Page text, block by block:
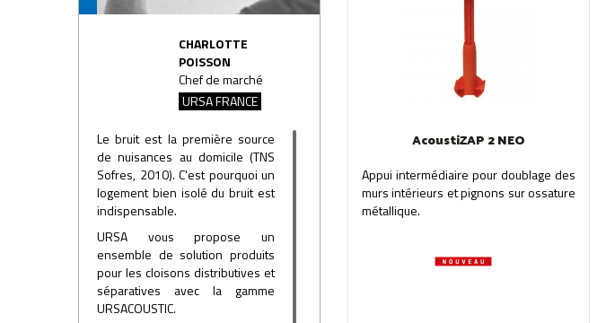
CHARLOTTE
POISSON
Chef de marché
URSA FRANCE
Le bruit est la première source
de nuisances au domicile (TNS
Sofres, 2010). C'est pourquoi un
logement bien isolé du bruit est
indispensable.
URSA vous propose un
ensemble de solution produits
pour les cloisons distributives et
séparatives avec la gamme
URSACOUSTIC.
AcoustiZAP 2 NEO
Appui intermédiaire pour doublage des
murs intérieurs et pignons sur ossature
métallique.